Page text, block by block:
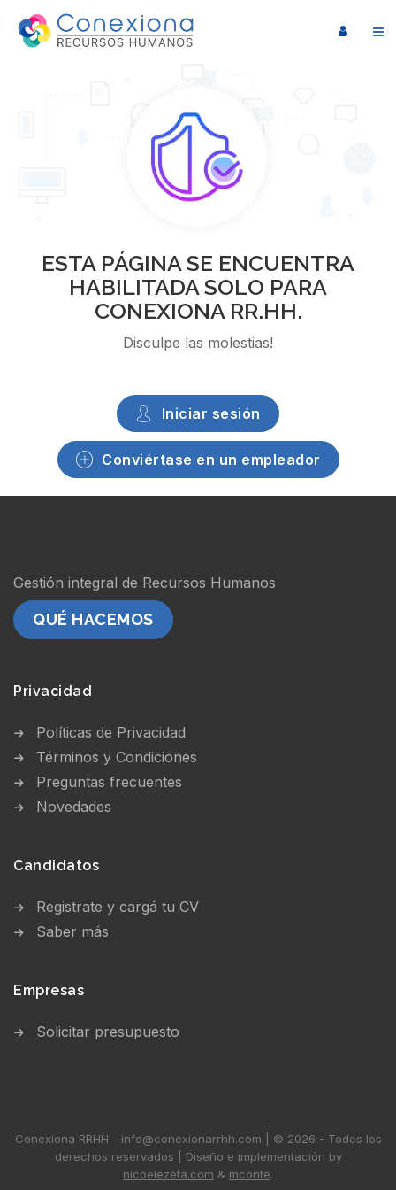
ESTA PÁGINA SE ENCUENTRA
HABILITADA SOLO PARA
CONEXIONA RR.HH.
Disculpe las molestias!
Iniciar sesión
Conviértase en un empleador
Gestión integral de Recursos Humanos
QUÉ HACEMOS
Privacidad
Políticas de Privacidad
Términos y Condiciones
Preguntas frecuentes
Novedades
Candidatos
Registrate y cargá tu CV
Saber más
Empresas
Solicitar presupuesto
Conexiona RRHH - info@conexionarrhh.com | © 2026 - Todos los
derechos reservados | Diseño e implementación by
nicoelezeta.com & mconte.